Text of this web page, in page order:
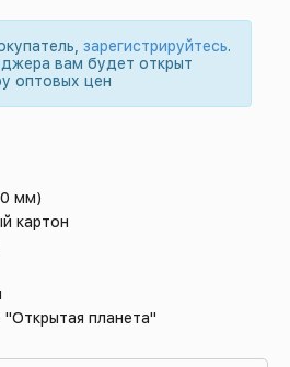
зарегистрируйтесь.
вам будет открыт
оптовых цен
мм)
картон
планета"